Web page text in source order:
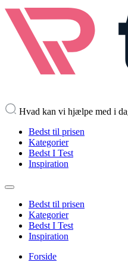
Hvad kan vi hjælpe med i
Bedst til prisen
Kategorier
Bedst I Test
Inspiration
Bedst til prisen
Kategorier
Bedst I Test
Inspiration
Forside